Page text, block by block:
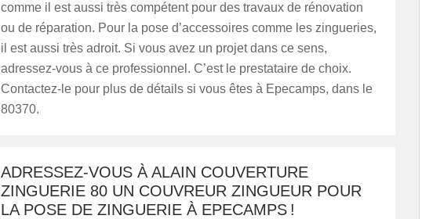
comme il est aussi très compétent pour des travaux de rénovation
ou de réparation. Pour la pose d’accessoires comme les zingueries,
il est aussi très adroit. Si vous avez un projet dans ce sens,
adressez-vous à ce professionnel. C’est le prestataire de choix.
Contactez-le pour plus de détails si vous êtes à Epecamps, dans le
80370.
ADRESSEZ-VOUS À ALAIN COUVERTURE
ZINGUERIE 80 UN COUVREUR ZINGUEUR POUR
LA POSE DE ZINGUERIE À EPECAMPS !